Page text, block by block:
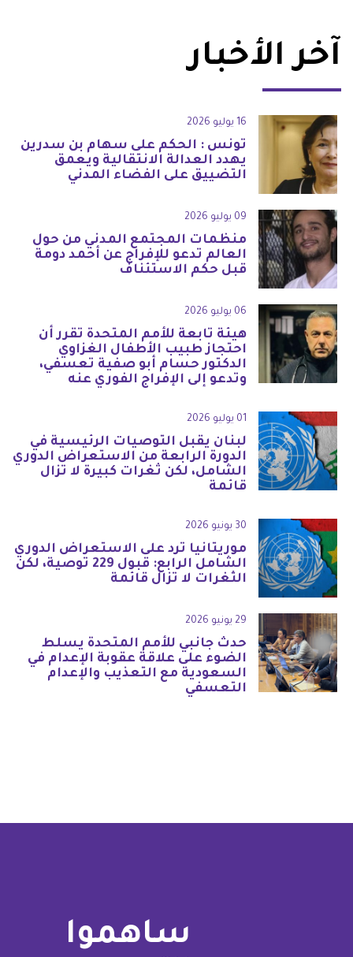
آخر الأخبار
16 يوليو 2026
تونس : الحكم على سهام بن سدرين
يهدد العدالة الانتقالية ويعمق
التضييق على الفضاء المدني
09 يوليو 2026
منظمات المجتمع المدني من حول
العالم تدعو للإفراج عن أحمد دومة
قبل حكم الاستئناف
06 يوليو 2026
هيئة تابعة للأمم المتحدة تقرر أن
احتجاز طبيب الأطفال الغزاوي
الدكتور حسام أبو صفية تعسفي،
وتدعو إلى الإفراج الفوري عنه
01 يوليو 2026
لبنان يقبل التوصيات الرئيسية في
الدورة الرابعة من الاستعراض الدوري
الشامل، لكن ثغرات كبيرة لا تزال
قائمة
30 يونيو 2026
موريتانيا ترد على الاستعراض الدوري
الشامل الرابع: قبول 229 توصية، لكن
الثغرات لا تزال قائمة
29 يونيو 2026
حدث جانبي للأمم المتحدة يسلط
الضوء على علاقة عقوبة الإعدام في
السعودية مع التعذيب والإعدام
التعسفي
ساهموا